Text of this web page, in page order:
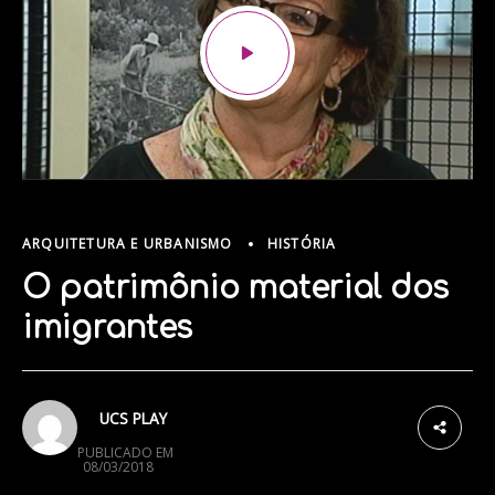
ARQUITETURA E URBANISMO HISTÓRIA
O patrimônio material dos
imigrantes
UCS PLAY
PUBLICADO EM
08/03/2018